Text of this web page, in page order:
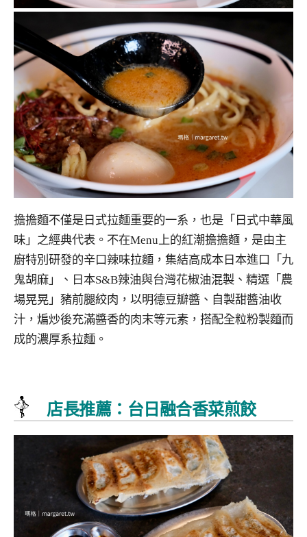
擔擔麵不僅是日式拉麵重要的一系，也是「日式中華風
味」之經典代表。不在Menu上的紅潮擔擔麵，是由主
廚特別研發的辛口辣味拉麵，集結高成本日本進口「九
鬼胡麻」、日本S&B辣油與台灣花椒油混製、精選「農
場晃晃」豬前腿絞肉，以明德豆瓣醬、自製甜醬油收
汁，煸炒後充滿醬香的肉末等元素，搭配全粒粉製麵而
成的濃厚系拉麵。
店長推薦：台日融合香菜煎餃